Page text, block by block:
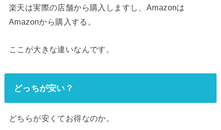
楽天は実際の店舗から購入しますし、Amazonは
Amazonから購入する。
ここが大きな違いなんです。
どっちが安い？
どちらが安くてお得なのか。